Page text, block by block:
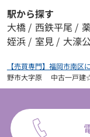
駅から探す
大橋 / 西鉄平尾 /
姪浜 / 室見 / 大濠
【売買専門】福岡市南
野市大字原 中古一戸建